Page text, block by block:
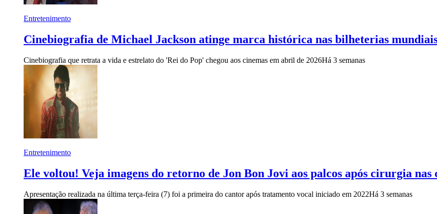
Entretenimento
Cinebiografia de Michael Jackson atinge marca histórica nas bilheterias
Cinebiografia que retrata a vida e estrelato do 'Rei do Pop' chegou aos cinemas em abril de 2026Há 3 semanas
Entretenimento
Ele voltou! Veja imagens do retorno de Jon Bon Jovi aos palcos após cirurgia nas
Apresentação realizada na última terça-feira (7) foi a primeira do cantor após tratamento vocal iniciado em 2022Há 3 semanas